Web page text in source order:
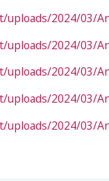
2024/03/
2024/03/
2024/03/
2024/03/
2024/03/